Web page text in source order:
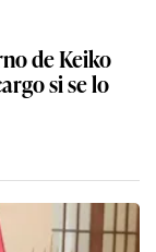
de Keiko
si se lo